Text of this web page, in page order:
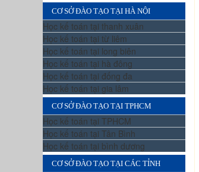
CƠ SỞ ĐÀO TẠO TẠI HÀ NỘI
Học kế toán tại thanh xuân
Học kế toán tại từ liêm
Học kế toán tại long biên
Học kế toán tại hà đông
Học kế toán tại đống đa
Học kế toán tại gia lâm
CƠ SỞ ĐÀO TẠO TẠI TPHCM
Học kế toán tại TPHCM
Học kế toán tại Tân Bình
Học kế toán tại bình dương
CƠ SỞ ĐÀO TẠO TẠI CÁC TỈNH